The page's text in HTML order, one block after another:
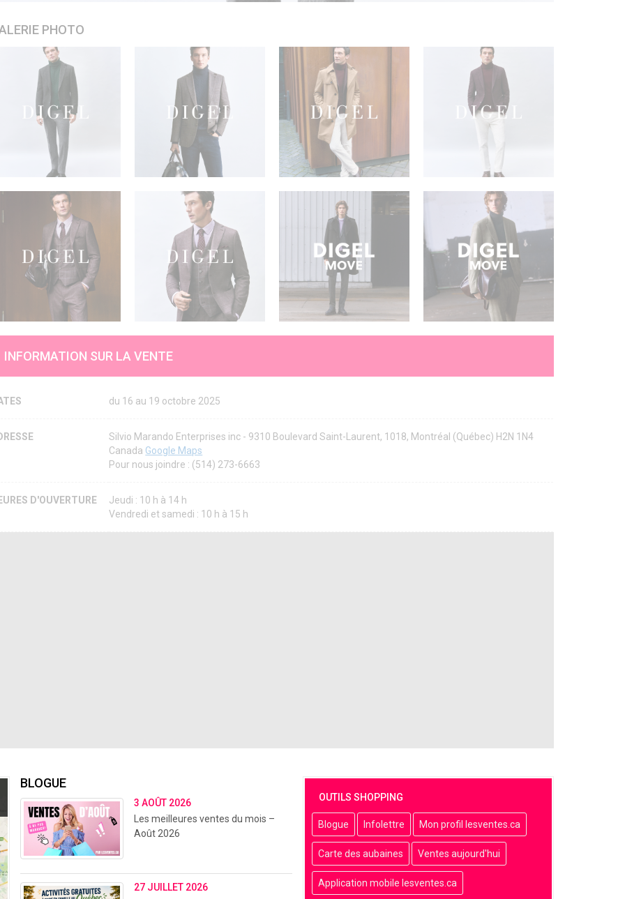
PHOTO
INFORMATION SUR LA VENTE
du 16 au 19 octobre 2025
Silvio Marando Enterprises inc - 9310 Boulevard Saint-Laurent, 1018, Montréal (Québec) H2N 1N4
Canada Google Maps
Pour nous joindre : (514) 273-6663
D'OUVERTURE
Jeudi : 10 h à 14 h
Vendredi et samedi : 10 h à 15 h
OUTILS SHOPPING
Blogue Infolettre Mon profil lesventes.ca
Carte des aubaines Ventes aujourd'hui
Application mobile lesventes.ca
BLOGUE
3 AOÛT 2026
Les meilleures ventes du mois –
Août 2026
27 JUILLET 2026